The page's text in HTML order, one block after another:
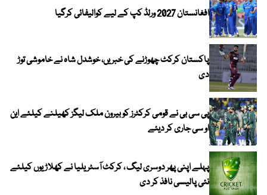
افغانستان 2027 ورلڈ کپ کے لیے کوالیفائی کرگیا
پاکستان کرکٹ چھوڑنے کی خبریں، خوشدل شاہ نے خاموشی توڑ
دی
پی سی بی نے قومی کرکٹرز کو بیرون ملک لیگز کھیلنے کیلئے این
او سی جاری کر دیئے
پہلے اپنی پھر دوسری لیگ ، کرکٹ آسٹریلیا نے کھلاڑیوں کیلئے
نئی پالیسی نافذ کر دی